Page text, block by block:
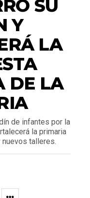
SU
Y
LA
DE LA
de infantes por la
la primaria
nuevos talleres.